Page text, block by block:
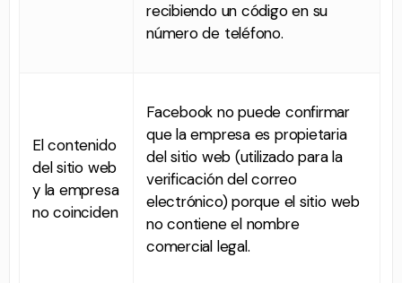
recibiendo un código en su
número de teléfono.
El contenido
del sitio web
y la empresa
no coinciden
Facebook no puede confirmar
que la empresa es propietaria
del sitio web (utilizado para la
verificación del correo
electrónico) porque el sitio web
no contiene el nombre
comercial legal.